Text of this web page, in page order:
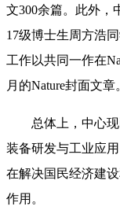
文300余篇。此外，
17级博士生周方浩
工作以共同一作在
月的Nature封面文章
总体上，中心
装备研发与工业应
在解决国民经济建
作用。